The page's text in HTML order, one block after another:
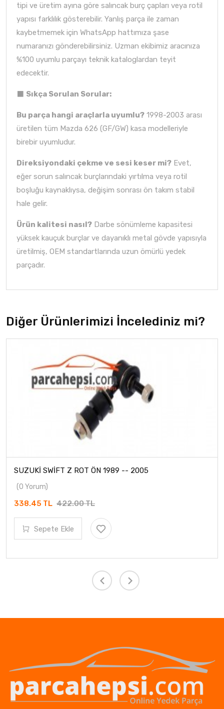
tipi ve üretim ayına göre salıncak burç çapları veya rotil
yapısı farklılık gösterebilir. Yanlış parça ile zaman
kaybetmemek için WhatsApp hattımıza şase
numaranızı gönderebilirsiniz. Uzman ekibimiz aracınıza
%100 uyumlu parçayı teknik kataloglardan teyit
edecektir.
⬛ Sıkça Sorulan Sorular:
Bu parça hangi araçlarla uyumlu? 1998-2003 arası
üretilen tüm Mazda 626 (GF/GW) kasa modelleriyle
birebir uyumludur.
Direksiyondaki çekme ve sesi keser mi? Evet,
eğer sorun salıncak burçlarındaki yırtılma veya rotil
boşluğu kaynaklıysa, değişim sonrası ön takım stabil
hale gelir.
Ürün kalitesi nasıl? Darbe sönümleme kapasitesi
yüksek kauçuk burçlar ve dayanıklı metal gövde yapısıyla
üretilmiş, OEM standartlarında uzun ömürlü yedek
parçadır.
Diğer Ürünlerimizi İncelediniz mi?
SUZUKİ SWİFT Z ROT ÖN 1989 -- 2005
(0 Yorum)
338.45 TL 422.00 TL
Sepete Ekle